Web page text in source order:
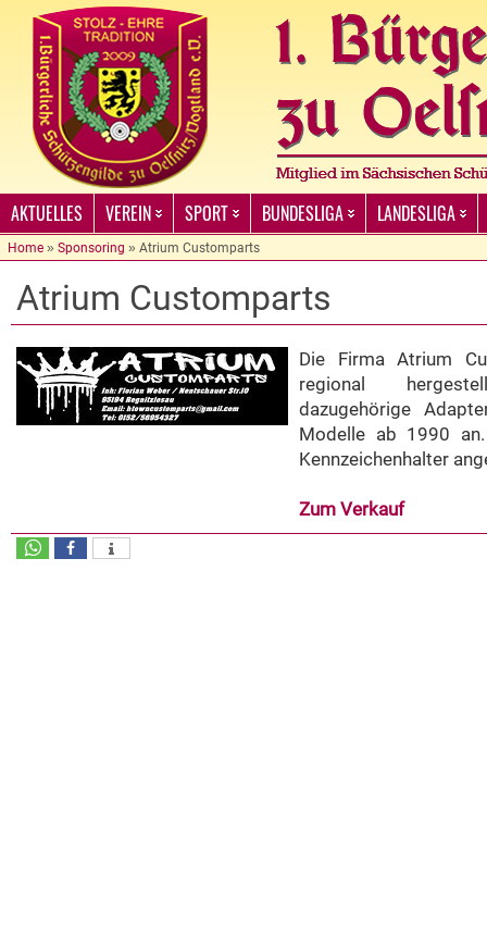
AKTUELLES VEREIN SPORT BUNDESLIGA LANDESLIGA
Home » Sponsoring » Atrium Customparts
Atrium Customparts
Die Firma Atrium
regional
dazugehörige
Modelle ab 1990
Kennzeichenhalter
Zum Verkauf